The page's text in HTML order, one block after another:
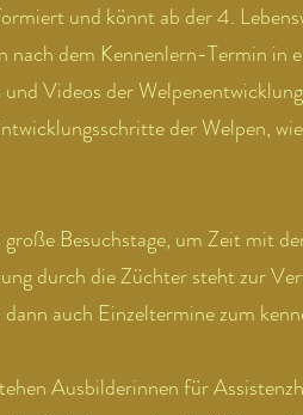
und könnt ab der 4.
nach dem Kennenlern-Termin in
Videos der
der Welpen,
große Besuchstage, um Zeit mit
durch die Züchter steht zur
auch Einzeltermine zum
Ausbilderinnen für